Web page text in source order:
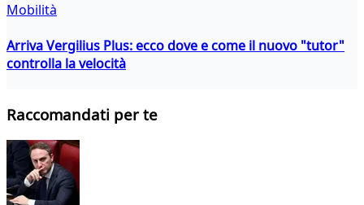
Mobilità
Arriva Vergilius Plus: ecco dove e come il nuovo "tutor"
controlla la velocità
Raccomandati per te